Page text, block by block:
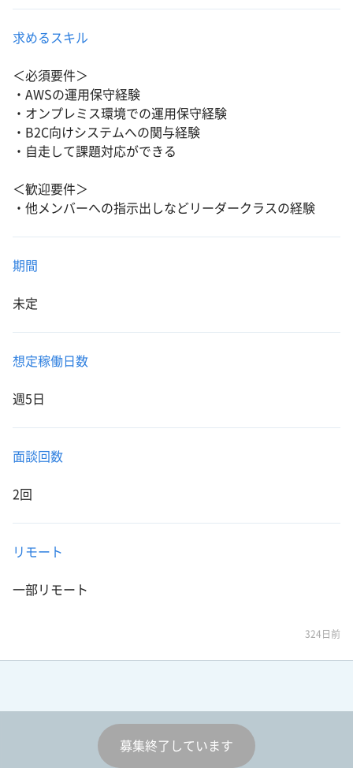
求めるスキル
＜必須要件＞
・AWSの運用保守経験
・オンプレミス環境での運用保守経験
・B2C向けシステムへの関与経験
・自走して課題対応ができる
＜歓迎要件＞
・他メンバーへの指示出しなどリーダークラスの経験
期間
未定
想定稼働日数
週5日
面談回数
2回
リモート
一部リモート
324日前
募集終了しています